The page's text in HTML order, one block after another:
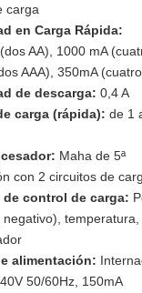
carga
en Carga Rápida:
AA), 1000 mA
AAA), 350mA
de descarga: 0,4 A
carga (rápida): de 1
Maha de 5ª
con 2 circuitos de
de control de carga:
temperatura,
alimentación:
50/60Hz, 150mA